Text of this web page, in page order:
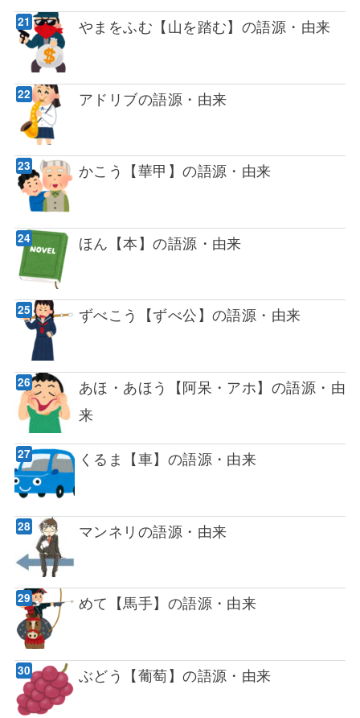
やまをふむ【山を踏む】の語源・由来
アドリブの語源・由来
かこう【華甲】の語源・由来
ほん【本】の語源・由来
ずべこう【ずべ公】の語源・由来
あほ・あほう【阿呆・アホ】の語源・由
来
くるま【車】の語源・由来
マンネリの語源・由来
めて【馬手】の語源・由来
ぶどう【葡萄】の語源・由来